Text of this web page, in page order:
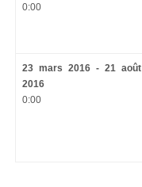
0:00
23 mars 2016 - 21 août
2016
0:00